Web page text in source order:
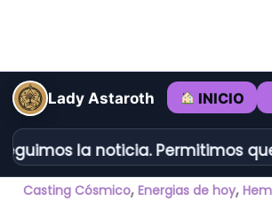
Lady Astaroth INICIO
la noticia. Permitimos
Casting Cósmico, Energias de hoy,